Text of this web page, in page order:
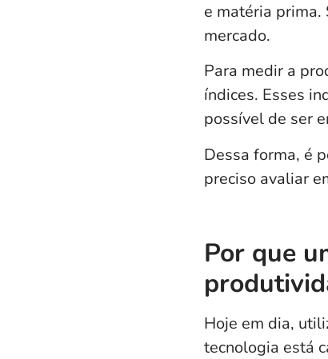
e matéria prima.
mercado.
Para medir a
índices. Esses
possível de ser
Dessa forma, é
preciso avaliar
Por que
Hoje em dia,
tecnologia está